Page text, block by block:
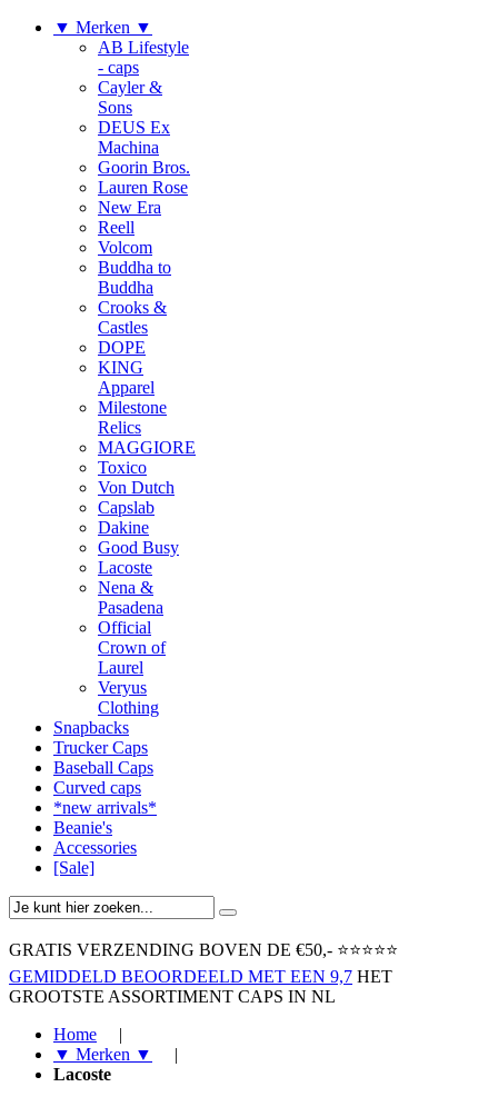
▼ Merken ▼
AB Lifestyle
- caps
Cayler &
Sons
DEUS Ex
Machina
Goorin Bros.
Lauren Rose
New Era
Reell
Volcom
Buddha to
Buddha
Crooks &
Castles
DOPE
KING
Apparel
Milestone
Relics
MAGGIORE
Toxico
Von Dutch
Capslab
Dakine
Good Busy
Lacoste
Nena &
Pasadena
Official
Crown of
Laurel
Veryus
Clothing
Snapbacks
Trucker Caps
Baseball Caps
Curved caps
*new arrivals*
Beanie's
Accessories
[Sale]
GRATIS VERZENDING BOVEN ​DE €50,-​ ⭐⭐⭐⭐⭐
GEMIDDELD BEOORDEELD MET EEN 9,7 HET
GROOTSTE ASSORTIMENT CAPS IN NL
Home
|
▼ Merken ▼
|
Lacoste